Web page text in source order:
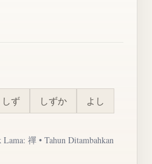
しず しずか よし
禪 • Tahun Ditambahkan